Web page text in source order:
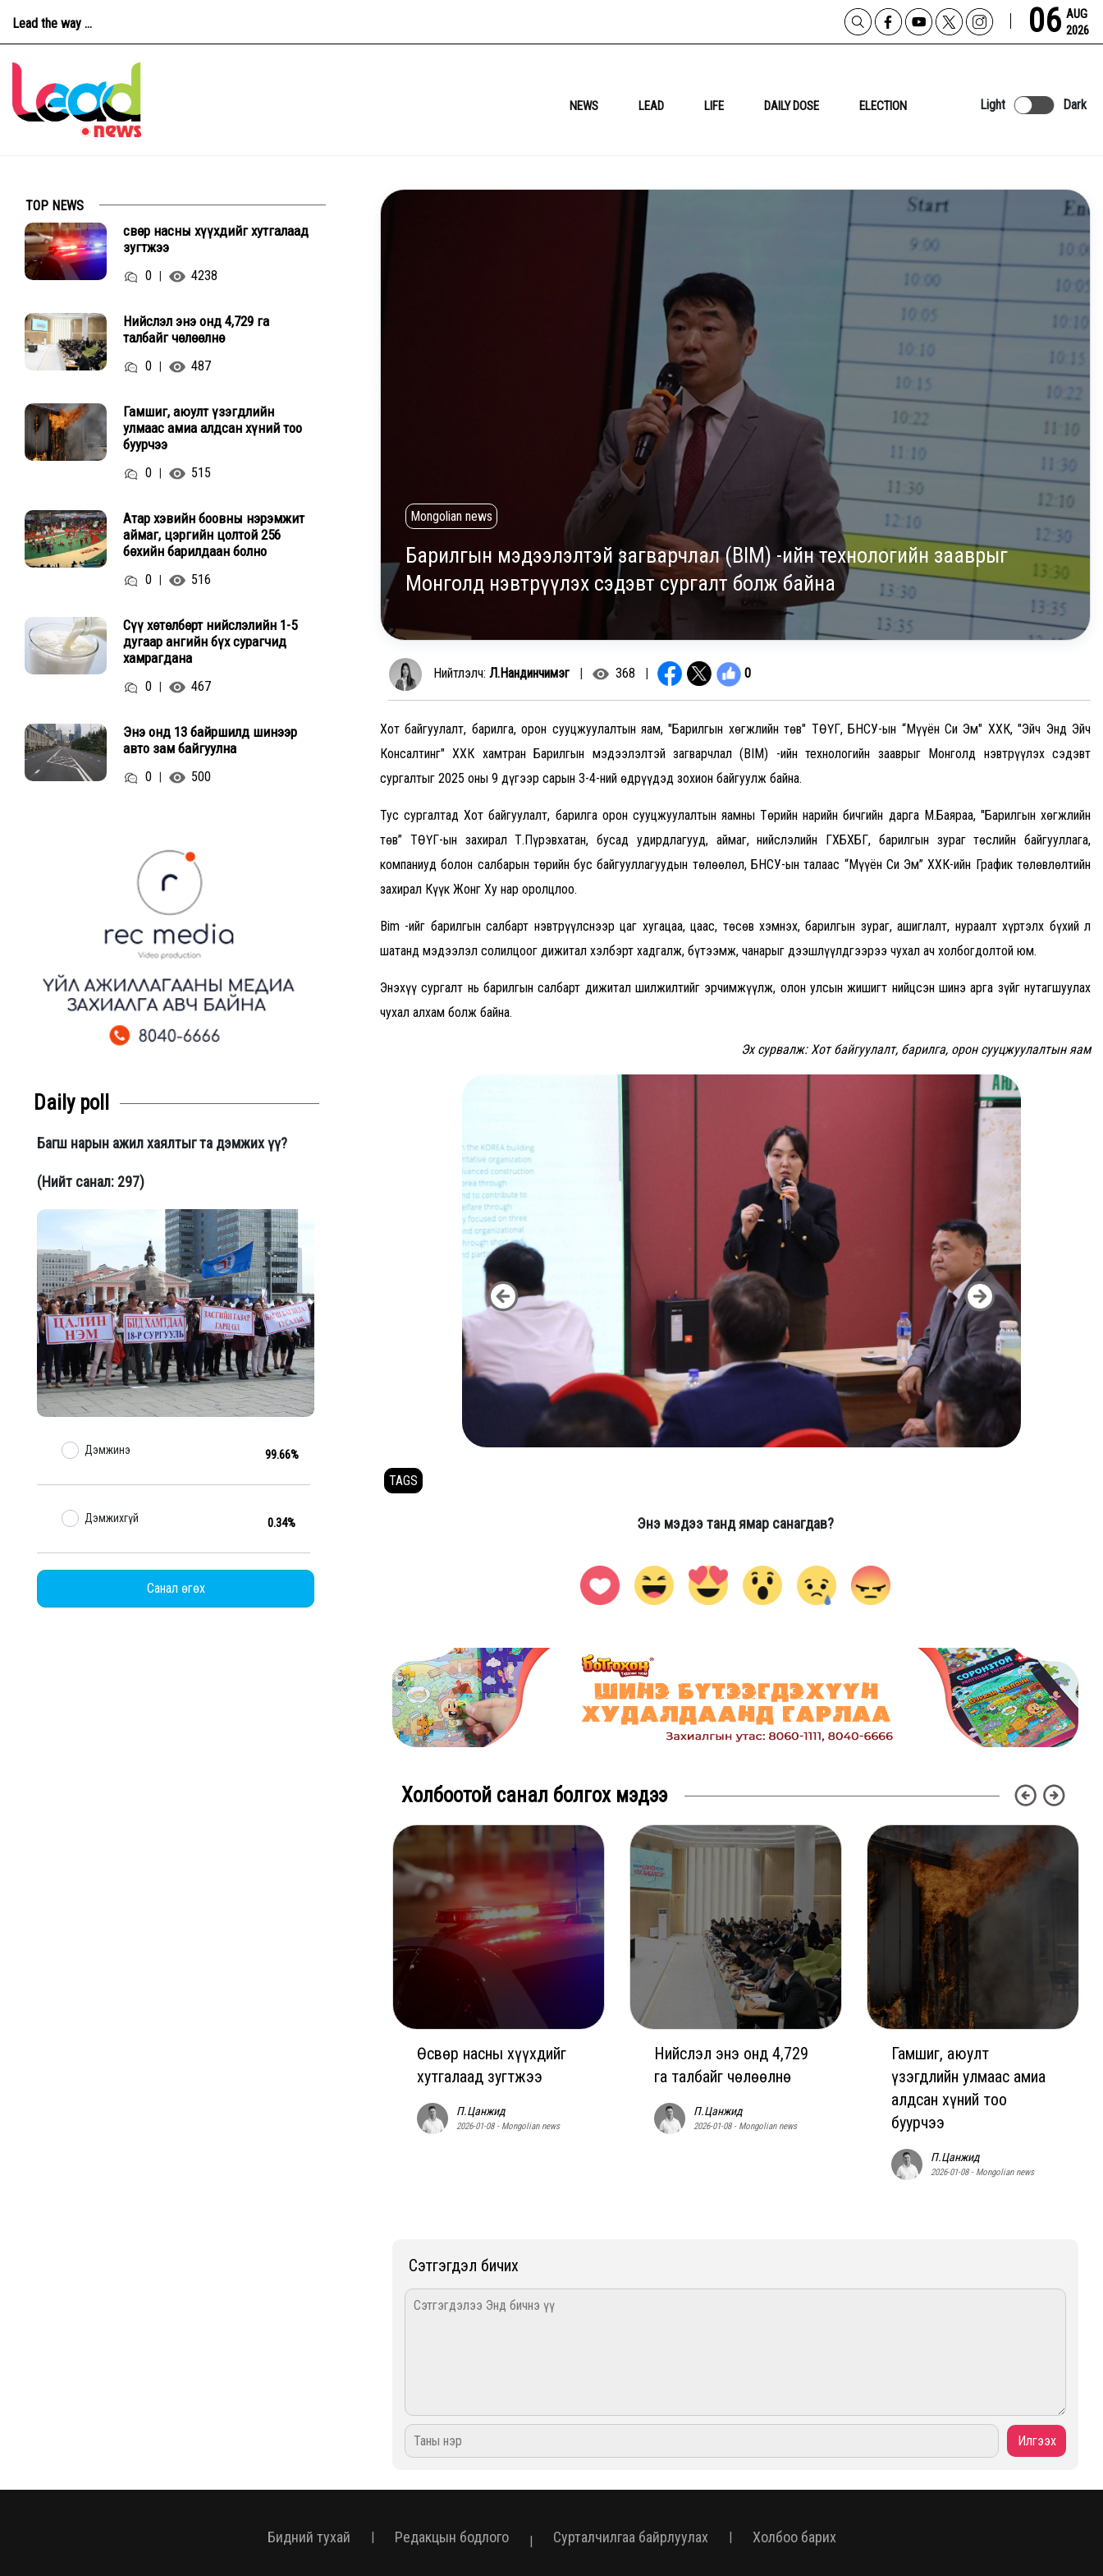
Lead the way ... 06 2026
AUG
NEWS LEAD LIFE DAILY DOSE ELECTION Light Dark
TOP NEWS
Өсвөр насны хүүхдийг хутгалаад
зугтжээ
0 4238
Нийслэл энэ онд 4,729 га
талбайг чөлөөлнө
0 487
Гамшиг, аюулт үзэгдлийн
улмаас амиа алдсан хүний тоо
буурчээ
0 515
Атар хэвийн боовны нэрэмжит
аймаг, цэргийн цолтой 256
бөхийн барилдаан болно
0 516
Сүү хөтөлбөрт нийслэлийн 1-5
дугаар ангийн бүх сурагчид
хамрагдана
0 467
Энэ онд 13 байршилд шинээр
авто зам байгуулна
0 500
Daily poll
Багш нарын ажил хаялтыг та дэмжих үү?
(Нийт санал: 297)
Дэмжинэ 99.66%
Дэмжихгүй 0.34%
Санал өгөх
Mongolian news
Барилгын мэдээлэлтэй загварчлал (BIM) -ийн технологийн зааврыг
Монголд нэвтрүүлэх сэдэвт сургалт болж байна
Нийтлэлч: Л.Нандинчимэг | 368 | 0
Хот байгуулалт, барилга, орон сууцжуулалтын яам, "Барилгын хөгжлийн төв" ТӨҮГ, БНСУ-ын “Мүүён Си Эм" ХХК, "Эйч Энд Эйч
Консалтинг" ХХК хамтран Барилгын мэдээлэлтэй загварчлал (BIM) -ийн технологийн зааврыг Монголд нэвтрүүлэх сэдэвт
сургалтыг 2025 оны 9 дүгээр сарын 3-4-ний өдрүүдэд зохион байгуулж байна.
Тус сургалтад Хот байгуулалт, барилга орон сууцжуулалтын яамны Төрийн нарийн бичгийн дарга М.Баяраа, "Барилгын хөгжлийн
төв” ТӨҮГ-ын захирал Т.Пүрэвхатан, бусад удирдлагууд, аймаг, нийслэлийн ГХБХБГ, барилгын зураг төслийн байгууллага,
компаниуд болон салбарын төрийн бус байгууллагуудын төлөөлөл, БНСУ-ын талаас “Мүүён Си Эм” ХХК-ийн График төлөвлөлтийн
захирал Күүк Жонг Ху нар оролцлоо.
Bim -ийг барилгын салбарт нэвтрүүлснээр цаг хугацаа, цаас, төсөв хэмнэх, барилгын зураг, ашиглалт, нураалт хүртэлх бүхий л
шатанд мэдээлэл солилцоог дижитал хэлбэрт хадгалж, бүтээмж, чанарыг дээшлүүлдгээрээ чухал ач холбогдолтой юм.
Энэхүү сургалт нь барилгын салбарт дижитал шилжилтийг эрчимжүүлж, олон улсын жишигт нийцсэн шинэ арга зүйг нутагшуулах
чухал алхам болж байна.
Эх сурвалж: Хот байгуулалт, барилга, орон сууцжуулалтын яам
TAGS
Энэ мэдээ танд ямар санагдав?
Холбоотой санал болгох мэдээ
Өсвөр насны хүүхдийг
хутгалаад зугтжээ
П.Цанжид
2026-01-08 - Mongolian news
Нийслэл энэ онд 4,729
га талбайг чөлөөлнө
П.Цанжид
2026-01-08 - Mongolian news
Гамшиг, аюулт
үзэгдлийн улмаас амиа
алдсан хүний тоо
буурчээ
П.Цанжид
2026-01-08 - Mongolian news
Сэтгэгдэл бичих
Бидний тухай Редакцын бодлого Сурталчилгаа байрлуулах Холбоо барих